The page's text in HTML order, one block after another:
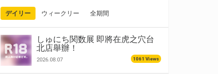
デイリー ウィークリー 全期間
しゅにち関数展 即將在虎之穴台
北店舉辦！
2026.08.07 1061 Views